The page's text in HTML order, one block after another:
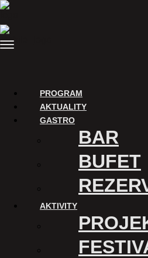
Skip
content
Menu
PROGRAM
AKTUALITY
GASTRO
BAR
BUFET
AKTIVITY